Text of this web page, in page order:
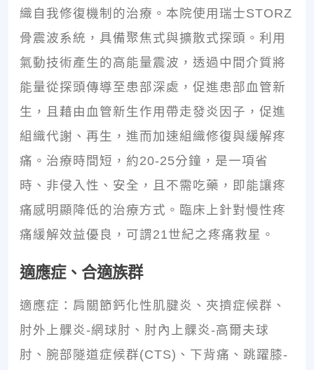
織自我修復機制的治療。本院使用瑞士STORZ
骨震波系統，具備聚焦式與擴散式探頭。利用
氣動技術產生的高能量震波，透過中間介質將
能量從探頭傳導至患部深處，促進患部血管新
生，且藉由血管新生作用帶走發炎因子，促進
組織代謝、再生，進而加速組織修復與緩解疼
痛。治療時間短，約20-25分鐘，是一項省
時、非侵入性、安全，且不需吃藥，即能讓疼
痛感明顯降低的治療方式。臨床上針對慢性疼
痛緩解效益優良，可謂21世紀之疼痛救星。
適應症、合適族群
適應症：肩關節鈣化性肌腱炎、夾擠症候群、
肘外上髁炎-網球肘、肘內上髁炎-高爾夫球
肘、腕部隧道症候群(CTS)、下背痛、跳躍膝-